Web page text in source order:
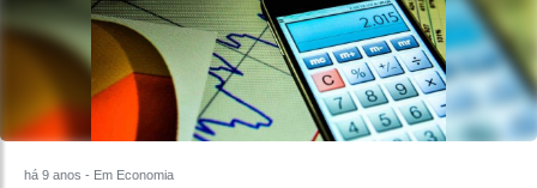
há 9 anos - Em Economia